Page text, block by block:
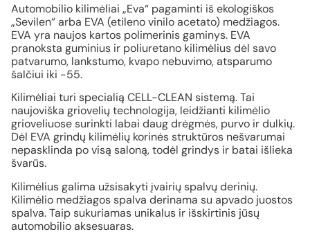
Automobilio kilimėliai „Eva“ pagaminti iš ekologiškos
„Sevilen“ arba EVA (etileno vinilo acetato) medžiagos.
EVA yra naujos kartos polimerinis gaminys. EVA
pranoksta guminius ir poliuretano kilimėlius dėl savo
patvarumo, lankstumo, kvapo nebuvimo, atsparumo
šalčiui iki -55.
Kilimėliai turi specialią CELL-CLEAN sistemą. Tai
naujoviška griovelių technologija, leidžianti kilimėlio
grioveliuose surinkti labai daug drėgmės, purvo ir dulkių.
Dėl EVA grindų kilimėlių korinės struktūros nešvarumai
nepasklinda po visą saloną, todėl grindys ir batai išlieka
švarūs.
Kilimėlius galima užsisakyti įvairių spalvų derinių.
Kilimėlio medžiagos spalva derinama su apvado juostos
spalva. Taip sukuriamas unikalus ir išskirtinis jūsų
automobilio aksesuaras.